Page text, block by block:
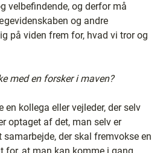
velbefindende, og derfor må
og andre
på viden frem for, hvad vi tror og
med en forsker i maven?
kollega eller vejleder, der selv
optaget af det, man selv er
der skal fremvokse en